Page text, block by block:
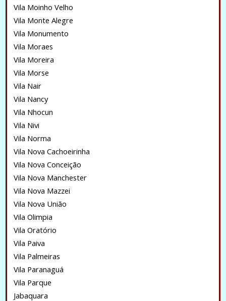
Vila Moinho Velho
Vila Monte Alegre
Vila Monumento
Vila Moraes
Vila Moreira
Vila Morse
Vila Nair
Vila Nancy
Vila Nhocun
Vila Nivi
Vila Norma
Vila Nova Cachoeirinha
Vila Nova Conceição
Vila Nova Manchester
Vila Nova Mazzei
Vila Nova União
Vila Olimpia
Vila Oratório
Vila Paiva
Vila Palmeiras
Vila Paranaguá
Vila Parque
Jabaquara